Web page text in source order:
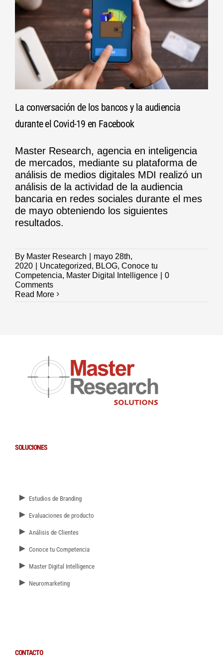
La conversación de los bancos y la audiencia
durante el Covid-19 en Facebook
Master Research, agencia en inteligencia
de mercados, mediante su plataforma de
análisis de medios digitales MDI realizó un
análisis de la actividad de la audiencia
bancaria en redes sociales durante el mes
de mayo obteniendo los siguientes
resultados.
By Master Research
mayo 28th,
2020
Uncategorized, BLOG, Conoce tu
Competencia, Master Digital Intelligence
0
Comments
Read More
SOLUCIONES
► Estudios de Branding
► Evaluaciones de producto
► Análisis de Clientes
► Conoce tu Competencia
► Master Digital Intelligence
► Neuromarketing
CONTACTO